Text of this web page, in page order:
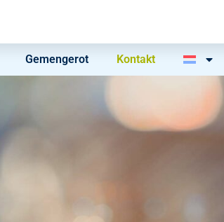
Gemengerot Kontakt